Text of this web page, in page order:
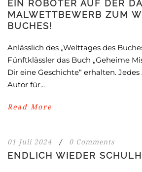
EIN ROBOTER AUF DER
MALWETTBEWERB ZUM
BUCHES!
Anlässlich des „Welttages des
Fünftklässler das Buch „Geheime
Dir eine Geschichte“ erhalten.
Autor für...
Read More
01 Juli 2024 / 0 Comments
ENDLICH WIEDER